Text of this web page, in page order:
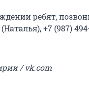
ребят,
+7 (987)
/ vk.com